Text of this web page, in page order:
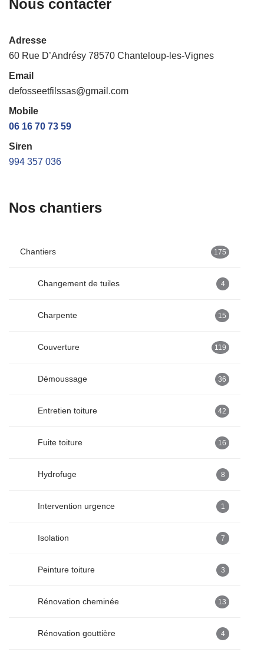
Nous contacter
Adresse
60 Rue D’Andrésy 78570 Chanteloup-les-Vignes
Email
defosseetfilssas@gmail.com
Mobile
06 16 70 73 59
Siren
994 357 036
Nos chantiers
Chantiers 175
Changement de tuiles 4
Charpente 15
Couverture 119
Démoussage 36
Entretien toiture 42
Fuite toiture 16
Hydrofuge 8
Intervention urgence 1
Isolation 7
Peinture toiture 3
Rénovation cheminée 13
Rénovation gouttière 4